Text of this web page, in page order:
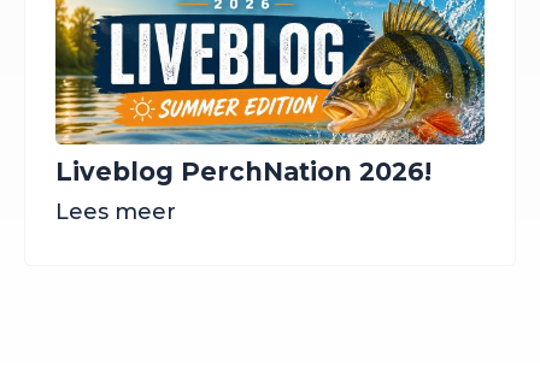
Liveblog PerchNation 2026!
Lees meer